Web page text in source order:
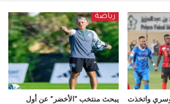
واتخذت
رياضة
يبحث منتخب “الأخضر” عن أول